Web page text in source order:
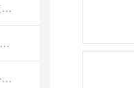
KUSTA2.2MPL多通道近红外光谱成像
KUSTA 4004M在线近红外多路复用光谱仪
KUSTA1.9MPL在线近红外光谱仪